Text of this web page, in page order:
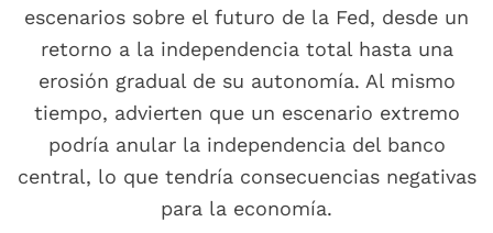
escenarios sobre el futuro de la Fed, desde un
retorno a la independencia total hasta una
erosión gradual de su autonomía. Al mismo
tiempo, advierten que un escenario extremo
podría anular la independencia del banco
central, lo que tendría consecuencias negativas
para la economía.